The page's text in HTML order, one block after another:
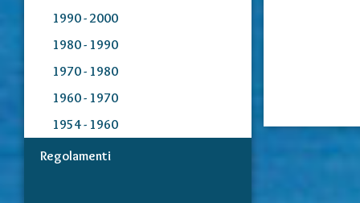
1990 - 2000
1980 - 1990
1970 - 1980
1960 - 1970
1954 - 1960
Regolamenti